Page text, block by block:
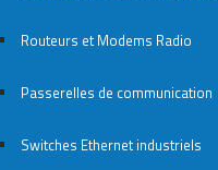
Routeurs et Modems Radio
Passerelles de communication
Switches Ethernet industriels